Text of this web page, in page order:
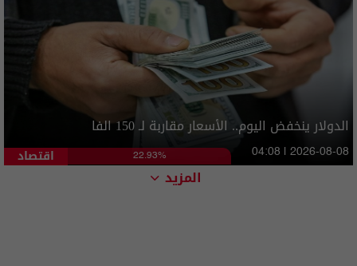
الدولار ينخفض اليوم.. الأسعار مقاربة لـ 150 الفا
اقتصاد 22.93% 04:08 | 2026-08-08
المزيد